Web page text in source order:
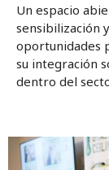
Un espacio
sensibilización
oportunidades
su integración
dentro del